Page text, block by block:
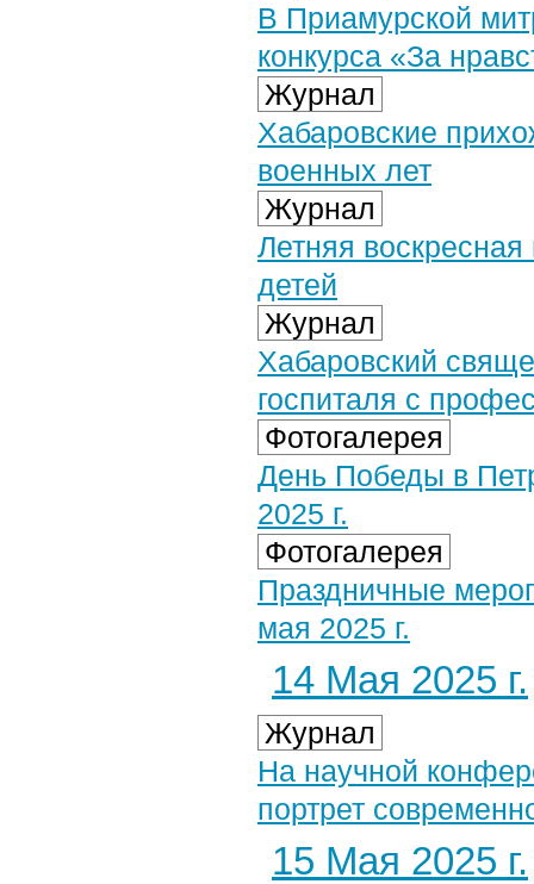
В Приамурской
конкурса «За
Журнал
Хабаровские
военных лет
Журнал
Летняя
детей
Журнал
Хабаровский
госпиталя с
Фотогалерея
День Победы в
2025 г.
Фотогалерея
Праздничные
мая 2025 г.
14 Мая 2025 г.
Журнал
На научной
портрет
15 Мая 2025 г.